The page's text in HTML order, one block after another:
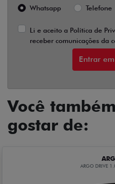
Whatsapp
Telefone
Li e aceito a Política de
receber comunicações da
Entrar
Você
gostar de:
ARGO DRIVE